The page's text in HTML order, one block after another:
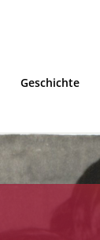
Geschichte